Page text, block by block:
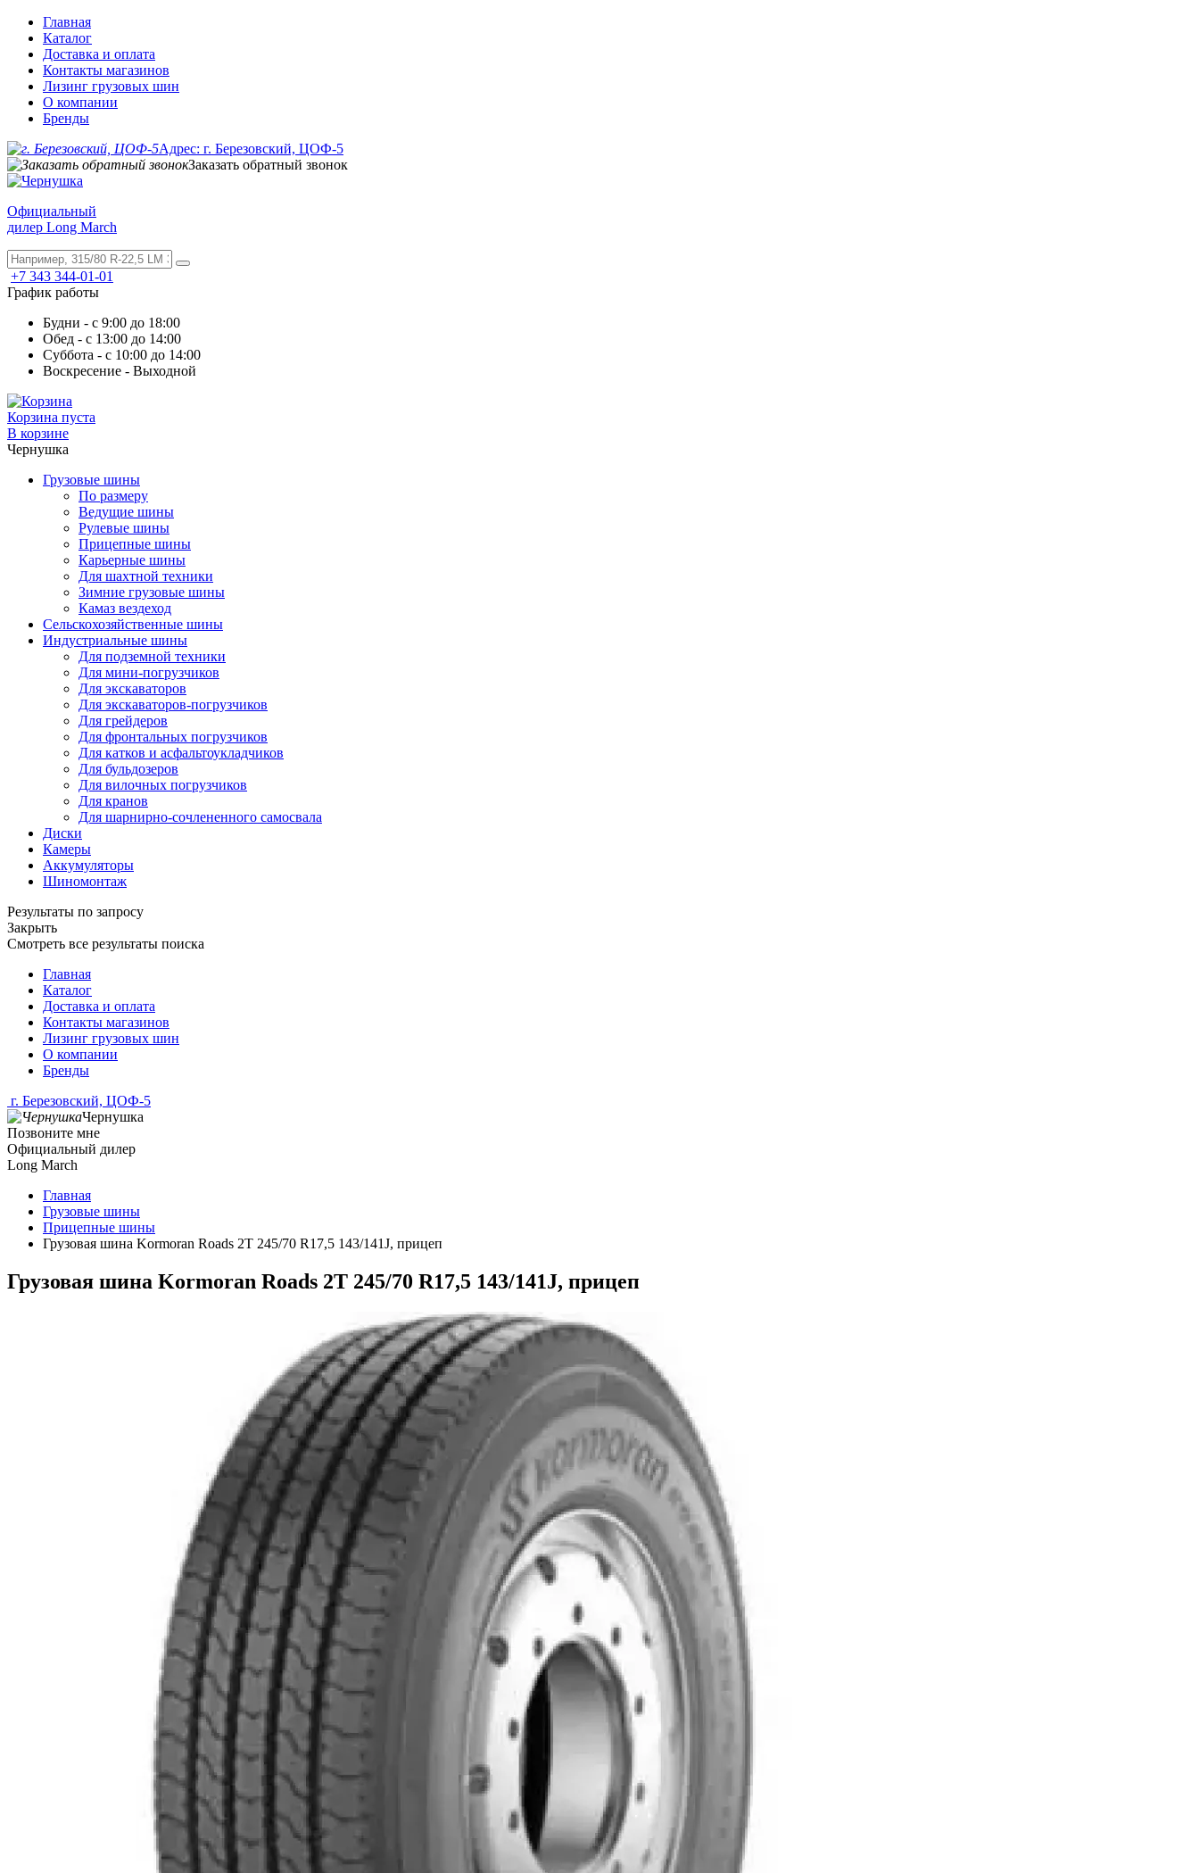
Главная
Каталог
Доставка и оплата
Контакты магазинов
Лизинг грузовых шин
О компании
Бренды
Адрес: г. Березовский, ЦОФ-5
Заказать обратный звонок
Официальный
дилер Long March
+7 343 344-01-01
График работы
Будни - с 9:00 до 18:00
Обед - с 13:00 до 14:00
Суббота - с 10:00 до 14:00
Воскресение - Выходной
Корзина пуста
В корзине
Чернушка
Грузовые шины
По размеру
Ведущие шины
Рулевые шины
Прицепные шины
Карьерные шины
Для шахтной техники
Зимние грузовые шины
Камаз вездеход
Сельскохозяйственные шины
Индустриальные шины
Для подземной техники
Для мини-погрузчиков
Для экскаваторов
Для экскаваторов-погрузчиков
Для грейдеров
Для фронтальных погрузчиков
Для катков и асфальтоукладчиков
Для бульдозеров
Для вилочных погрузчиков
Для кранов
Для шарнирно-сочлененного самосвала
Диски
Камеры
Аккумуляторы
Шиномонтаж
Результаты по запросу
Закрыть
Смотреть все результаты поиска
Главная
Каталог
Доставка и оплата
Контакты магазинов
Лизинг грузовых шин
О компании
Бренды
г. Березовский, ЦОФ-5
Чернушка
Позвоните мне
Официальный дилер
Long March
Главная
Грузовые шины
Прицепные шины
Грузовая шина Kormoran Roads 2T 245/70 R17,5 143/141J, прицеп
Грузовая шина Kormoran Roads 2T 245/70 R17,5 143/141J, прицеп